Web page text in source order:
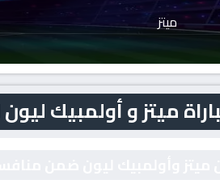
ميتز
و أولمبيك ليون اليوم 2026-01-25